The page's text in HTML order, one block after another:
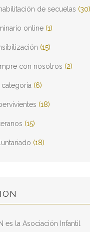
de secuelas (30)
online (1)
(15)
con nosotros (2)
categoría (6)
(18)
(15)
(18)
es la Asociación Infantil